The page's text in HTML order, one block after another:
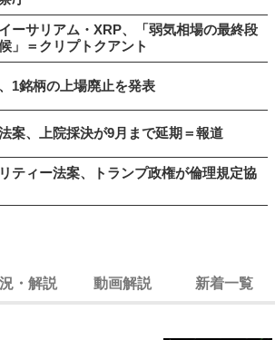
ーサリアム・XRP、「弱気相場の最終段
」＝クリプトクアント
1銘柄の上場廃止を発表
案、上院採決が9月まで延期＝報道
ティー法案、トランプ政権が倫理規定協
・解説 動画解説 新着一覧